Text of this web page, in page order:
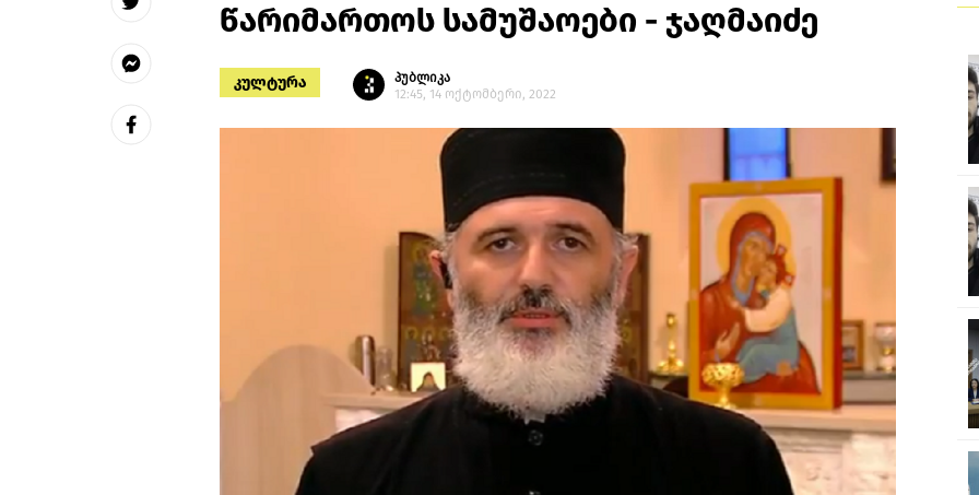
წარიმართოს სამუშაოები - ჯაღმაიძე
კულტურა
პუბლიკა
12:45, 14 ოქტომბერი, 2022